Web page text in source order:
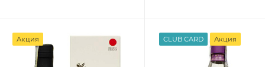
Акция CLUB CARD Акция